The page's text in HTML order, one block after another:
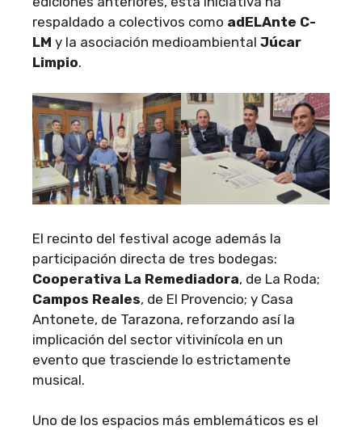
respaldado a colectivos como adELAnte C-
LM y la asociación medioambiental Júcar
Limpio.
El recinto del festival acoge además la
participación directa de tres bodegas:
Cooperativa La Remediadora, de La Roda;
Campos Reales, de El Provencio; y Casa
Antonete, de Tarazona, reforzando así la
implicación del sector vitivinícola en un
evento que trasciende lo estrictamente
musical.
Uno de los espacios más emblemáticos es el